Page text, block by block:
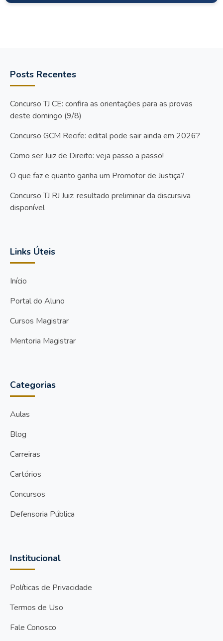
Posts Recentes
Concurso TJ CE: confira as orientações para as provas
deste domingo (9/8)
Concurso GCM Recife: edital pode sair ainda em 2026?
Como ser Juiz de Direito: veja passo a passo!
O que faz e quanto ganha um Promotor de Justiça?
Concurso TJ RJ Juiz: resultado preliminar da discursiva
disponível
Links Úteis
Início
Portal do Aluno
Cursos Magistrar
Mentoria Magistrar
Categorias
Aulas
Blog
Carreiras
Cartórios
Concursos
Defensoria Pública
Institucional
Políticas de Privacidade
Termos de Uso
Fale Conosco